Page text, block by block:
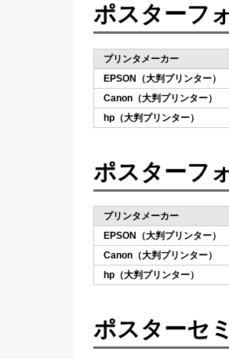
ポスターフ
プリンタメーカー
EPSON（大判プリンター）
Canon（大判プリンター）
hp（大判プリンター）
ポスターフ
プリンタメーカー
EPSON（大判プリンター）
Canon（大判プリンター）
hp（大判プリンター）
ポスターセ